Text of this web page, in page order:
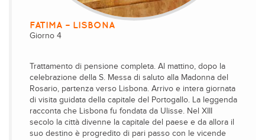
FATIMA – LISBONA
Giorno 4
Trattamento di pensione completa. Al mattino, dopo la
celebrazione della S. Messa di saluto alla Madonna del
Rosario, partenza verso Lisbona. Arrivo e intera giornata
di visita guidata della capitale del Portogallo. La leggenda
racconta che Lisbona fu fondata da Ulisse. Nel XIII
secolo la città divenne la capitale del paese e da allora il
suo destino è progredito di pari passo con le vicende